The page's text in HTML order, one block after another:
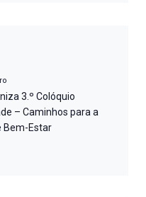
3.º Colóquio
– Caminhos para a
Bem-Estar